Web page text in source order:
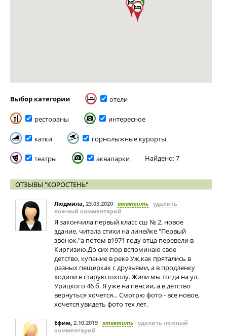
Выбор категории отели
рестораны интересное
катки горнолыжные курорты
театры аквапарки Найдено: 7
ОТЗЫВЫ "КОРОСТЕНЬ"
Людмила, 23.03.2020 ответить удалить
ложный комментарий
Я закончила первый класс сш № 2, новое
здание, читала стихи на линейке "Первый
звонок,"а потом в1971 году отца перевели в
Киргизию.До сих пор вспоминаю свое
детство, купание в реке Уж,как прятались в
разных пещерках с друзьями, а в продленку
ходили в старую школу. Жили мы тогда на ул.
Урицкого 46 б. Я уже на пенсии, а в детство
вернуться хочется... Смотрю фото - все новое,
хочется увидеть фото тех лет.
Ефим, 2.10.2019 ответить удалить ложный
комментарий